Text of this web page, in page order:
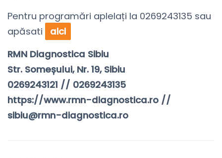
Pentru programări aplelați la 0269243135 sau
apăsati
aici
RMN Diagnostica Sibiu ⠀
Str. Someșului, Nr. 19, Sibiu⠀
0269243121 // 0269243135
https://www.rmn-diagnostica.ro //
sibiu@rmn-diagnostica.ro